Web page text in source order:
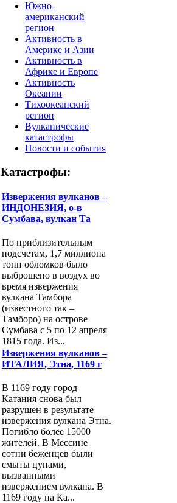
Южно-
американский
регион
Активность в
Америке и Азии
Активность в
Африке и Европе
Активность
Океании
Тихоокеанский
регион
Вулканические
катастрофы
Новости и события
Катастрофы:
Извержения вулканов –
ИНДОНЕЗИЯ, о-в
Сумбава, вулкан Та
По приблизительным
подсчетам, 1,7 миллиона
тонн обломков было
выброшено в воздух во
время извержения
вулкана Тамбора
(известного так –
Тамборо) на острове
Сумбава с 5 по 12 апреля
1815 года. Из...
Извержения вулканов –
ИТАЛИЯ, Этна, 1169 г
В 1169 году город
Катания снова был
разрушен в результате
извержения вулкана Этна.
Погибло более 15000
жителей. В Мессине
сотни беженцев были
смыты цунами,
вызванными
извержением вулкана. В
1169 году на Ка...